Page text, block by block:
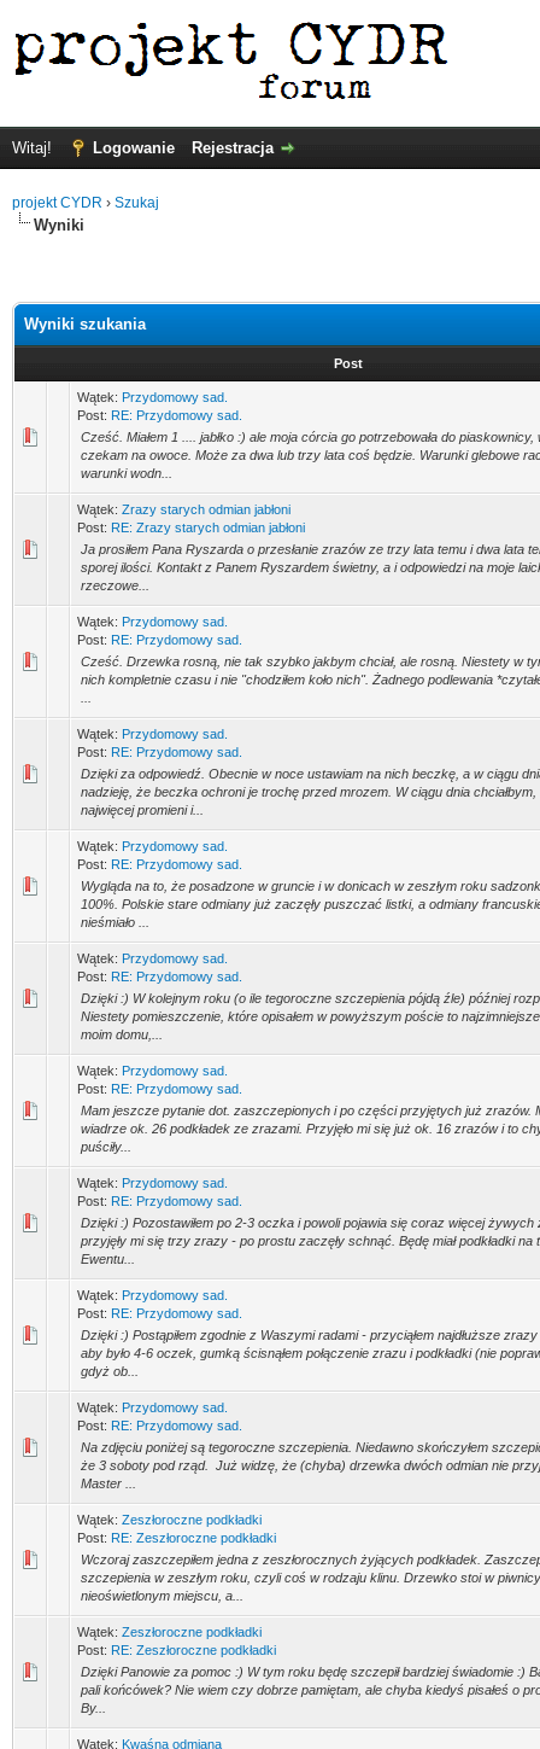
Witaj! Logowanie Rejestracja
projekt CYDR › Szukaj
Wyniki
Wyniki szukania
Post
Wątek: Przydomowy sad.
Post: RE: Przydomowy sad.
Cześć. Miałem 1 .... jabłko :) ale moja córcia go potrzebowała do piaskownicy,
czekam na owoce. Może za dwa lub trzy lata coś będzie. Warunki glebowe
warunki wodn...
Wątek: Zrazy starych odmian jabłoni
Post: RE: Zrazy starych odmian jabłoni
Ja prosiłem Pana Ryszarda o przesłanie zrazów ze trzy lata temu i dwa lata
sporej ilości. Kontakt z Panem Ryszardem świetny, a i odpowiedzi na moje
rzeczowe...
Wątek: Przydomowy sad.
Post: RE: Przydomowy sad.
Cześć. Drzewka rosną, nie tak szybko jakbym chciał, ale rosną. Niestety w
nich kompletnie czasu i nie "chodziłem koło nich". Żadnego podlewania
Wątek: Przydomowy sad.
Post: RE: Przydomowy sad.
Dzięki za odpowiedź. Obecnie w noce ustawiam na nich beczkę, a w ciągu
nadzieję, że beczka ochroni je trochę przed mrozem. W ciągu dnia
najwięcej promieni i...
Wątek: Przydomowy sad.
Post: RE: Przydomowy sad.
Wygląda na to, że posadzone w gruncie i w donicach w zeszłym roku
100%. Polskie stare odmiany już zaczęły puszczać listki, a odmiany
nieśmiało ...
Wątek: Przydomowy sad.
Post: RE: Przydomowy sad.
Dzięki :) W kolejnym roku (o ile tegoroczne szczepienia pójdą źle) później
Niestety pomieszczenie, które opisałem w powyższym poście to
moim domu,...
Wątek: Przydomowy sad.
Post: RE: Przydomowy sad.
Mam jeszcze pytanie dot. zaszczepionych i po części przyjętych już zrazów.
wiadrze ok. 26 podkładek ze zrazami. Przyjęło mi się już ok. 16 zrazów i to
puściły...
Wątek: Przydomowy sad.
Post: RE: Przydomowy sad.
Dzięki :) Pozostawiłem po 2-3 oczka i powoli pojawia się coraz więcej żywych
przyjęły mi się trzy zrazy - po prostu zaczęły schnąć. Będę miał podkładki
Ewentu...
Wątek: Przydomowy sad.
Post: RE: Przydomowy sad.
Dzięki :) Postąpiłem zgodnie z Waszymi radami - przyciąłem najdłuższe
aby było 4-6 oczek, gumką ścisnąłem połączenie zrazu i podkładki (nie
gdyż ob...
Wątek: Przydomowy sad.
Post: RE: Przydomowy sad.
Na zdjęciu poniżej są tegoroczne szczepienia. Niedawno skończyłem
że 3 soboty pod rząd. Już widzę, że (chyba) drzewka dwóch odmian nie
Master ...
Wątek: Zeszłoroczne podkładki
Post: RE: Zeszłoroczne podkładki
Wczoraj zaszczepiłem jedna z zeszłorocznych żyjących podkładek.
szczepienia w zeszłym roku, czyli coś w rodzaju klinu. Drzewko stoi w
nieoświetlonym miejscu, a...
Wątek: Zeszłoroczne podkładki
Post: RE: Zeszłoroczne podkładki
Dzięki Panowie za pomoc :) W tym roku będę szczepił bardziej świadomie :)
pali końcówek? Nie wiem czy dobrze pamiętam, ale chyba kiedyś pisałeś o
By...
Wątek: Kwaśna odmiana